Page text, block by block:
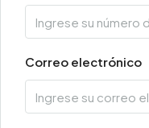
Correo electrónico